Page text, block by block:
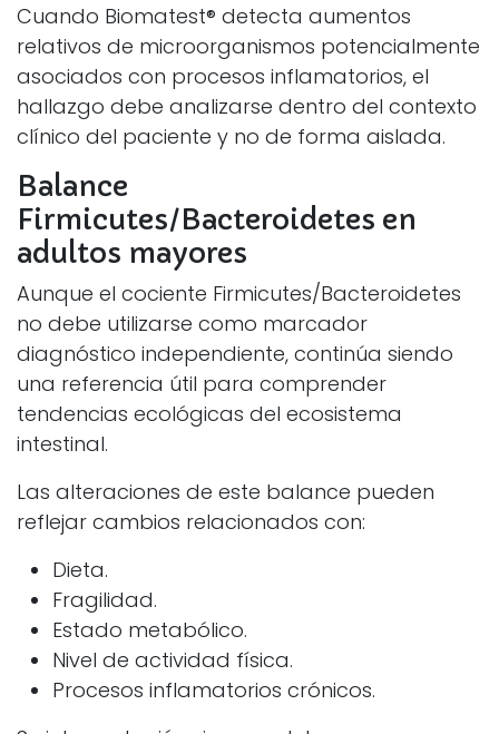
Cuando Biomatest® detecta aumentos
relativos de microorganismos potencialmente
asociados con procesos inflamatorios, el
hallazgo debe analizarse dentro del contexto
clínico del paciente y no de forma aislada.
Balance
Firmicutes/Bacteroidetes en
adultos mayores
Aunque el cociente Firmicutes/Bacteroidetes
no debe utilizarse como marcador
diagnóstico independiente, continúa siendo
una referencia útil para comprender
tendencias ecológicas del ecosistema
intestinal.
Las alteraciones de este balance pueden
reflejar cambios relacionados con:
Dieta.
Fragilidad.
Estado metabólico.
Nivel de actividad física.
Procesos inflamatorios crónicos.